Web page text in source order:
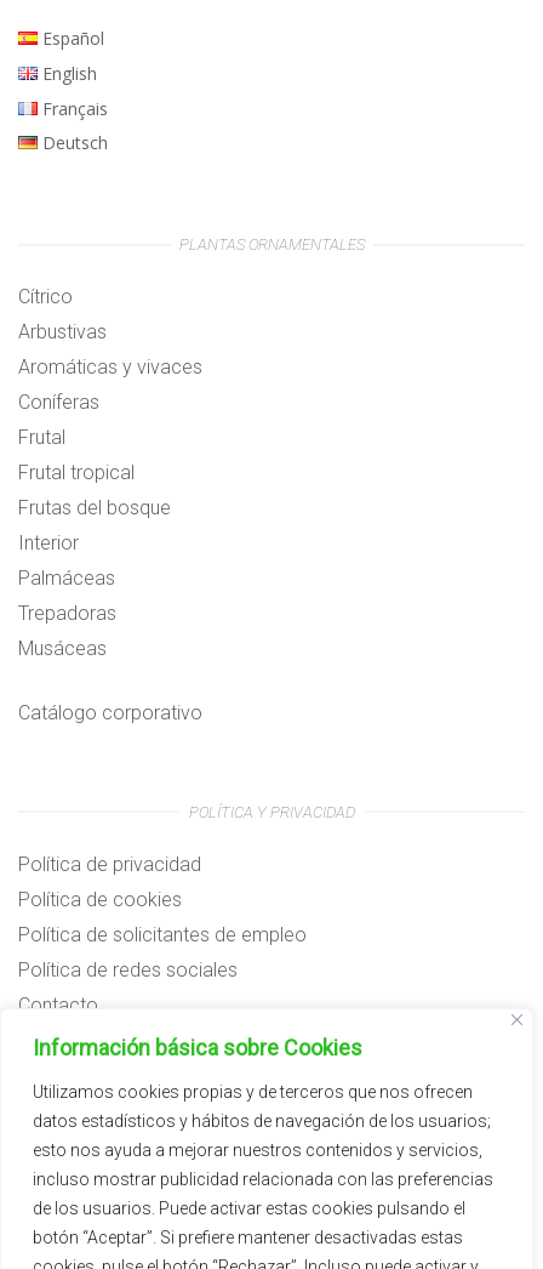
Información básica sobre Cookies
Utilizamos cookies propias y de terceros que nos ofrecen
datos estadísticos y hábitos de navegación de los usuarios;
esto nos ayuda a mejorar nuestros contenidos y servicios,
incluso mostrar publicidad relacionada con las preferencias
de los usuarios. Puede activar estas cookies pulsando el
botón “Aceptar”. Si prefiere mantener desactivadas estas
Español
English
Français
Deutsch
PLANTAS ORNAMENTALES
Cítrico
Arbustivas
Aromáticas y vivaces
Coníferas
Frutal
Frutal tropical
Frutas del bosque
Interior
Palmáceas
Trepadoras
Musáceas
Catálogo corporativo
POLÍTICA Y PRIVACIDAD
Política de privacidad
Política de cookies
Política de solicitantes de empleo
Política de redes sociales
Contacto
Preguntas frecuentes
Subvenciones